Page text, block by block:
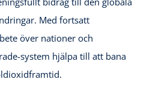
Med fortsatt
över nationer och
system hjälpa till att bana